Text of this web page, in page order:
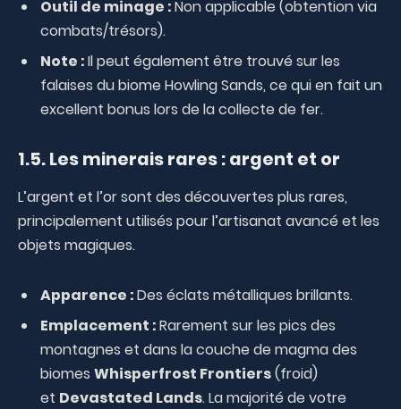
Outil de minage :Non applicable (obtention via
combats/trésors).
Note :Il peut également être trouvé sur les
falaises du biome Howling Sands, ce qui en fait un
excellent bonus lors de la collecte de fer.
1.5. Les minerais rares : argent et or
L’argent et l’or sont des découvertes plus rares,
principalement utilisés pour l’artisanat avancé et les
objets magiques.
Apparence :Des éclats métalliques brillants.
Emplacement :Rarement sur les pics des
montagnes et dans la couche de magma des
biomes Whisperfrost Frontiers(froid)
et Devastated Lands. La majorité de votre